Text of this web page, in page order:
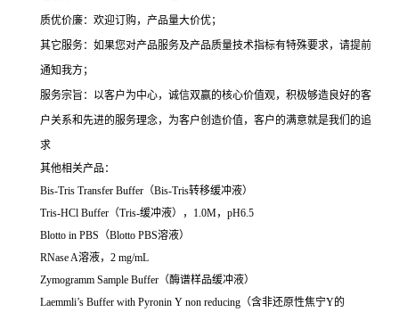
质优价廉：欢迎订购，产品量大价优；
其它服务：如果您对产品服务及产品质量技术指标有特殊要求，请提前
通知我方；
服务宗旨：以客户为中心，诚信双赢的核心价值观，积极够造良好的客
户关系和先进的服务理念，为客户创造价值，客户的满意就是我们的追
求
其他相关产品：
Bis-Tris Transfer Buffer（Bis-Tris转移缓冲液）
Tris-HCl Buffer（Tris-缓冲液），1.0M，pH6.5
Blotto in PBS（Blotto PBS溶液）
RNase A溶液，2 mg/mL
Zymogramm Sample Buffer（酶谱样品缓冲液）
Laemmli’s Buffer with Pyronin Y non reducing（含非还原性焦宁Y的